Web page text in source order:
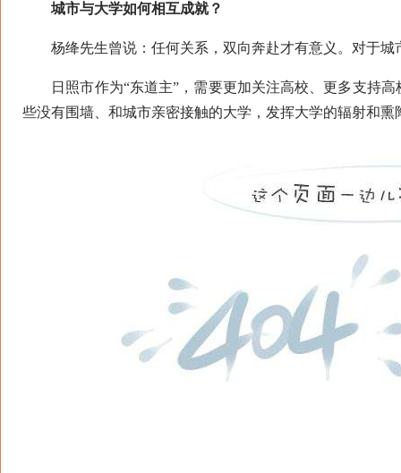
城市与大学如何相互成就？
杨绛先生曾说：任何关系，双向奔赴才有意义。对于城
日照市作为“东道主”，需要更加关注高校、更多支持高
些没有围墙、和城市亲密接触的大学，发挥大学的辐射和